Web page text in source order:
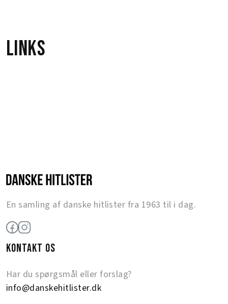
Links
En samling af danske hitlister fra 1963 til i dag.
KONTAKT OS
Har du spørgsmål eller forslag?
info@danskehitlister.dk